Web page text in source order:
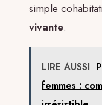
simple
vivante.
LIRE AUSSI
femmes :